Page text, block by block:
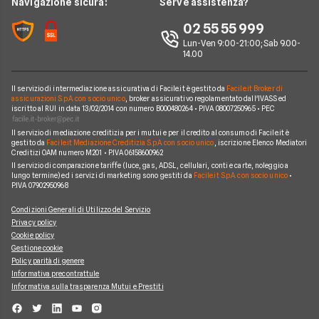
Chi siamo
Perché scegliere Facile.it
Mappa del sito
Offerte Ho Mobile
Offerte Very Mobile
Offerte Coop Voce
Compagnie Telefoniche
Argomenti in evidenza Telefonia
Cambiare operatore telefonico
Navigazione sicura: Serve assistenza?
02 55 55 999
Lun-Ven 9:00-21:00; Sab 9.00-
14.00
Il servizio di intermediazione assicurativa di Facile.it è gestito da Facile.it Broker di
assicurazioni S.p.A. con socio unico, broker assicurativo regolamentato dall'IVASS ed
iscritto al RUI in data 13/02/2014 con numero B000480264 • P.IVA 08007250965 • PEC
Il servizio di mediazione creditizia per i mutui e per il credito al consumo di Facile.it è
gestito da Facile.it Mediazione Creditizia S.p.A. con socio unico , iscrizione Elenco Mediatori
Creditizi OAM numero M201 • P.IVA 06158600962
Il servizio di comparazione tariffe (luce, gas, ADSL, cellulari, conti e carte, noleggio a
lungo termine) ed i servizi di marketing sono gestiti da Facile.it S.p.A. con socio unico•
P.IVA 07902950968
Condizioni Generali di Utilizzo del Servizio
Privacy policy
Cookie policy
Gestione cookie
Policy parità di genere
Informativa precontrattule
Informativa sulla trasparenza Mutui e Prestiti